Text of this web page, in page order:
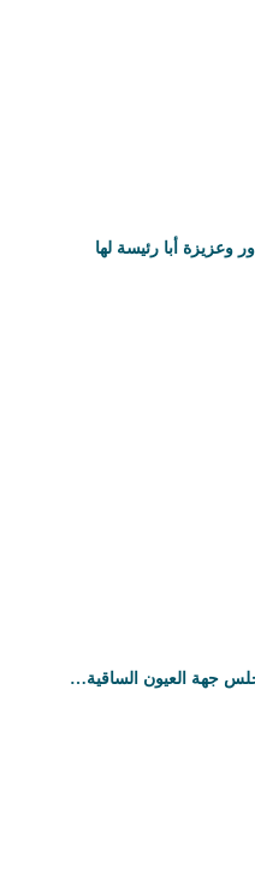
وعزيزة أبا رئيسة لها
جهة العيون الساقية…